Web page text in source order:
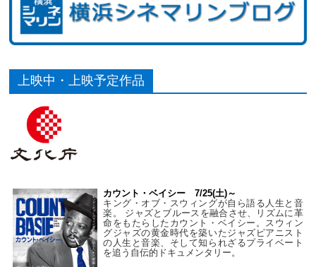
上映中・上映予定作品
カウント・ベイシー 7/25(土)～
キング・オブ・スウィングが自ら語る人生と音
楽。 ジャズとブルースを融合させ、リズムに革
命をもたらしたカウント・ベイシー。スウィン
グジャズの黄金時代を築いたジャズピアニスト
の人生と音楽、そして知られざるプライベート
を追う自伝的ドキュメンタリー。